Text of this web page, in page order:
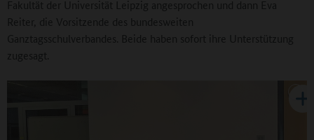
Fakultät der Universität Leipzig angesprochen und dann Eva
Reiter, die Vorsitzende des bundesweiten
Ganztagsschulverbandes. Beide haben sofort ihre Unterstützung
zugesagt.